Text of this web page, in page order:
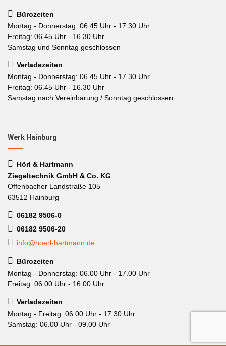
Bürozeiten
Montag - Donnerstag: 06.45 Uhr - 17.30 Uhr
Freitag: 06.45 Uhr - 16.30 Uhr
Samstag und Sonntag geschlossen
Verladezeiten
Montag - Donnerstag: 06.45 Uhr - 17.30 Uhr
Freitag: 06.45 Uhr - 16.30 Uhr
Samstag nach Vereinbarung / Sonntag geschlossen
Werk Hainburg
Hörl & Hartmann
Ziegeltechnik GmbH & Co. KG
Offenbacher Landstraße 105
63512 Hainburg
06182 9506-0
06182 9506-20
info@hoerl-hartmann.de
Bürozeiten
Montag - Donnerstag: 06.00 Uhr - 17.00 Uhr
Freitag: 06.00 Uhr - 16.00 Uhr
Verladezeiten
Montag - Freitag: 06.00 Uhr - 17.30 Uhr
Samstag: 06.00 Uhr - 09.00 Uhr